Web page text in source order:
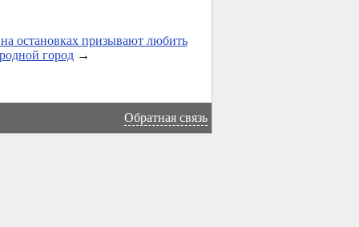
остановках призывают любить
город→
Обратная связь